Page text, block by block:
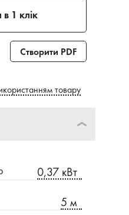
1 клік
Створити PDF
товару
0,37 кВт
5 м